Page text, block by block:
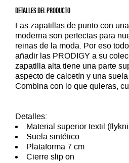
DETALLES DEL PRODUCTO
Las zapatillas de punto con
moderna son perfectas para
reinas de la moda. Por eso
añadir las PRODIGY a su
zapatilla alta tiene una parte
aspecto de calcetín y una
Combina con lo que quieras,
Detalles:
Material superior textil
Suela sintético
Plataforma 7 cm
Cierre slip on